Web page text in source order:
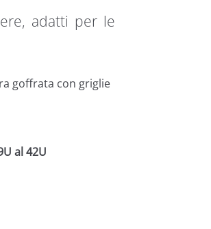
adatti per le
goffrata con griglie
al 42U